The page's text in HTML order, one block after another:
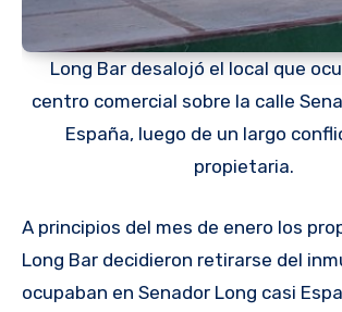
Long Bar desalojó el local que
centro comercial sobre la calle
España, luego de un largo
propietaria.
A principios del mes de enero los propietarios del
Long Bar decidieron retirarse del
ocupaban en Senador Long casi